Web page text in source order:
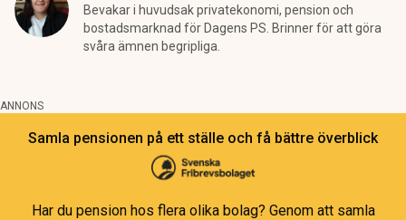
Bevakar i huvudsak privatekonomi, pension och
bostadsmarknad för Dagens PS. Brinner för att göra
svåra ämnen begripliga.
ANNONS
Samla pensionen på ett ställe och få bättre överblick
Har du pension hos flera olika bolag? Genom att samla